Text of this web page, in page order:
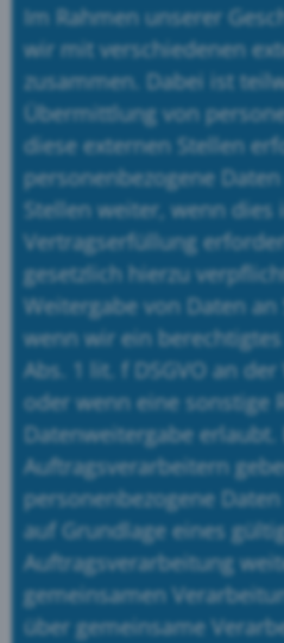
Im Rahmen unserer
wir mit verschiedenen
zusammen. Dabei ist
Übermittlung von
diese externen Stellen
personenbezogene
Stellen weiter, wenn dies
Vertragserfüllung
gesetzlich hierzu
Weitergabe von Daten
wenn wir ein
Abs. 1 lit. f DSGVO an
oder wenn eine sonstige
Datenweitergabe
Auftragsverarbeitern
personenbezogene
auf Grundlage eines
Auftragsverarbeitung
gemeinsamen
über gemeinsame